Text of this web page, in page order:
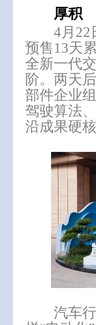
厚积
4月22
预售13天
全新一代
阶。两天
部件企业
驾驶算法
沿成果硬
汽车